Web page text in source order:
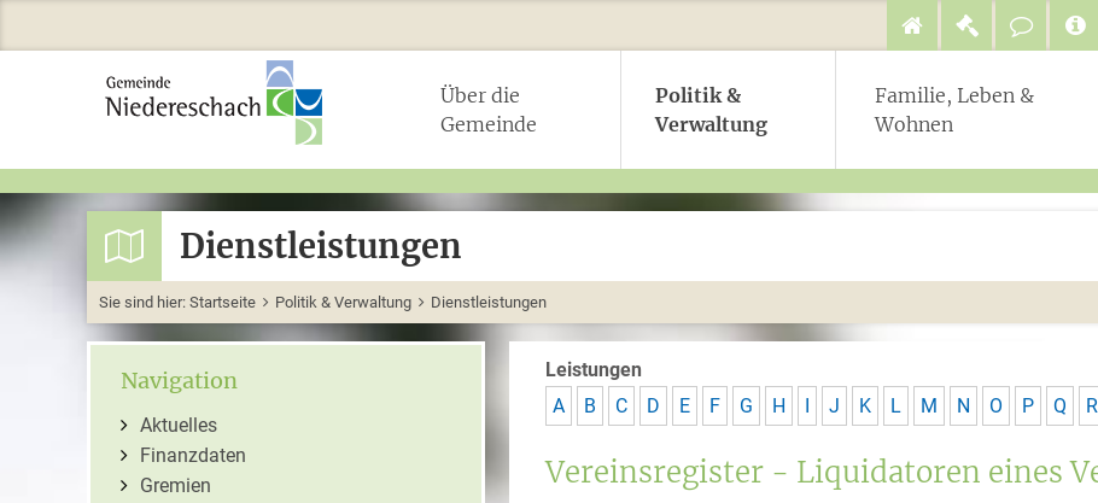
Über die
Gemeinde
Politik &
Verwaltung
Familie, Leben &
Wohnen
Dienstleistungen
Sie sind hier: Startseite Politik & Verwaltung Dienstleistungen
Navigation
Aktuelles
Finanzdaten
Gremien
Leistungen
A
B C D E F G H I J K L M N O P Q R
Vereinsregister - Liquidatoren eines